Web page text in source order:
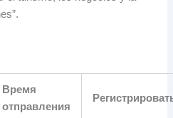
.
Время
отправления